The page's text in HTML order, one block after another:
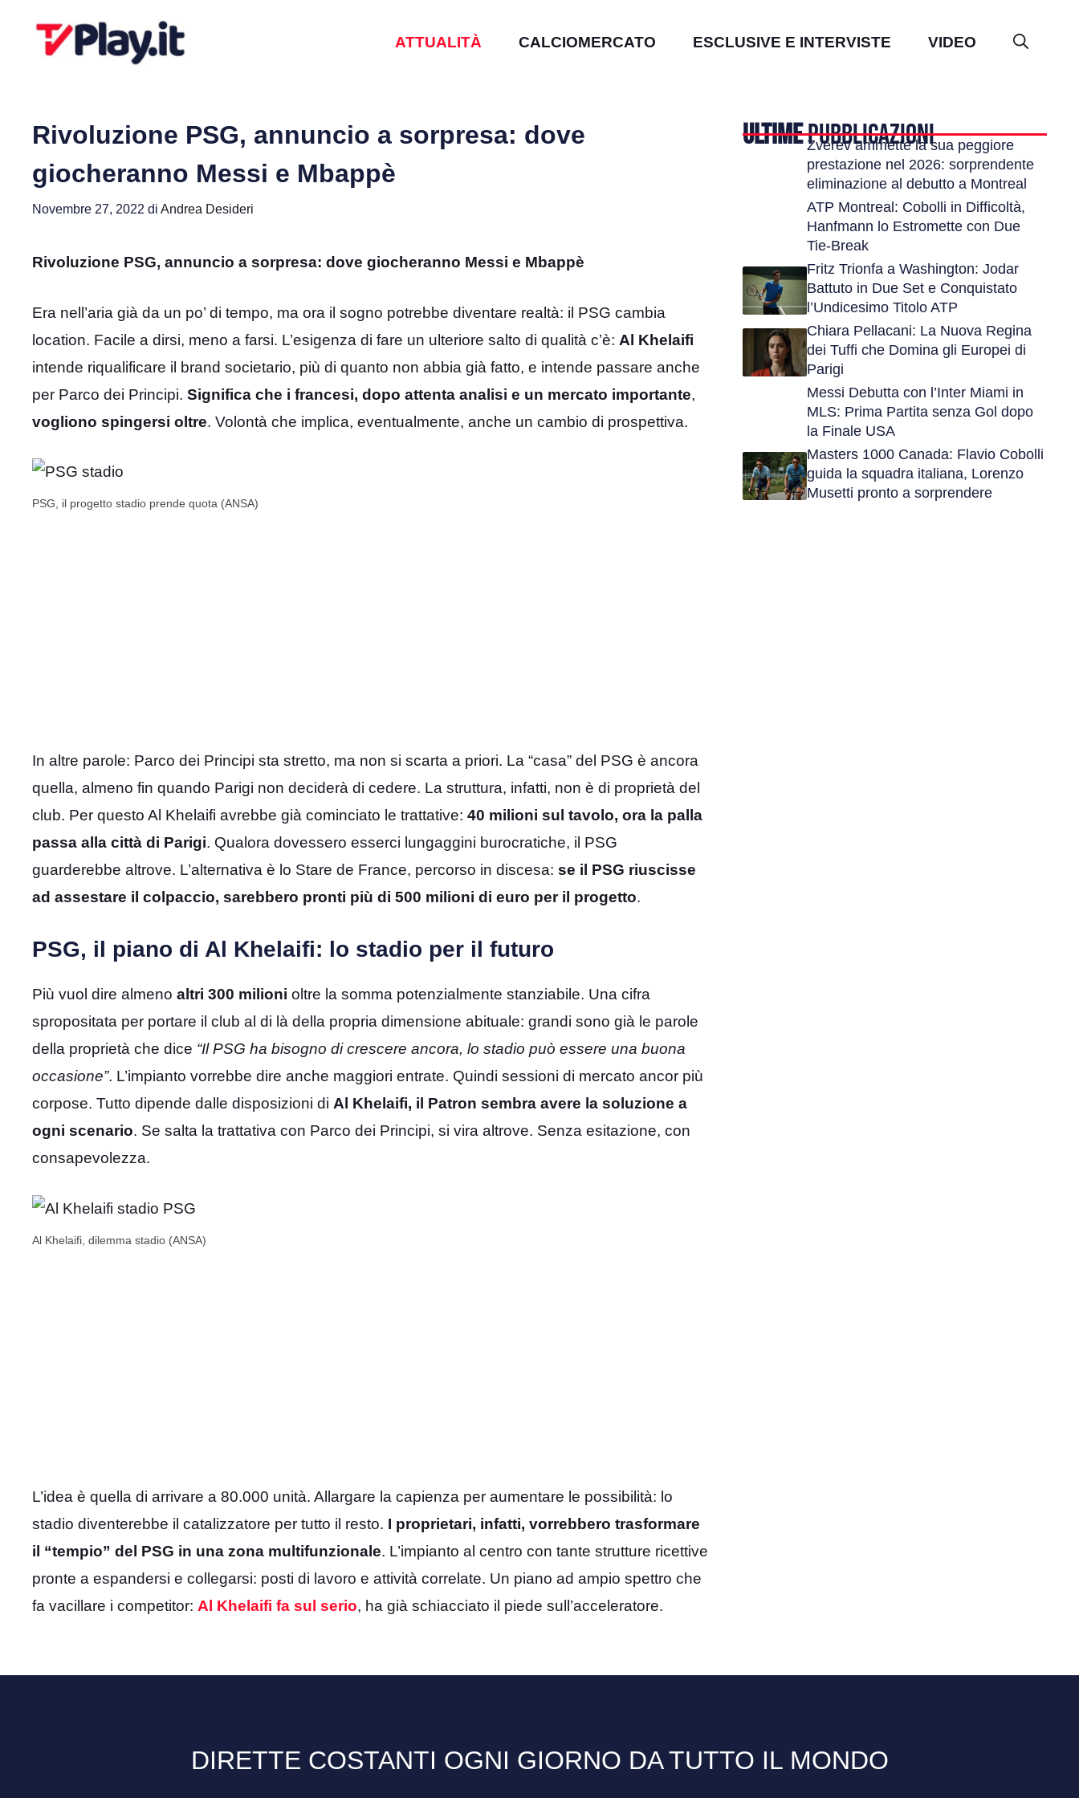
ATTUALITÀ CALCIOMERCATO ESCLUSIVE E INTERVISTE VIDEO
Rivoluzione PSG, annuncio a sorpresa: dove
giocheranno Messi e Mbappè
Novembre 27, 2022 di Andrea Desideri
Rivoluzione PSG, annuncio a sorpresa: dove giocheranno Messi e Mbappè
Era nell’aria già da un po’ di tempo, ma ora il sogno potrebbe diventare realtà: il PSG cambia
location. Facile a dirsi, meno a farsi. L’esigenza di fare un ulteriore salto di qualità c’è: Al Khelaifi
intende riqualificare il brand societario, più di quanto non abbia già fatto, e intende passare anche
per Parco dei Principi. Significa che i francesi, dopo attenta analisi e un mercato importante,
vogliono spingersi oltre. Volontà che implica, eventualmente, anche un cambio di prospettiva.
PSG, il progetto stadio prende quota (ANSA)
In altre parole: Parco dei Principi sta stretto, ma non si scarta a priori. La “casa” del PSG è ancora
quella, almeno fin quando Parigi non deciderà di cedere. La struttura, infatti, non è di proprietà del
club. Per questo Al Khelaifi avrebbe già cominciato le trattative: 40 milioni sul tavolo, ora la palla
passa alla città di Parigi. Qualora dovessero esserci lungaggini burocratiche, il PSG
guarderebbe altrove. L’alternativa è lo Stare de France, percorso in discesa: se il PSG riuscisse
ad assestare il colpaccio, sarebbero pronti più di 500 milioni di euro per il progetto.
PSG, il piano di Al Khelaifi: lo stadio per il futuro
Più vuol dire almeno altri 300 milioni oltre la somma potenzialmente stanziabile. Una cifra
spropositata per portare il club al di là della propria dimensione abituale: grandi sono già le parole
della proprietà che dice “Il PSG ha bisogno di crescere ancora, lo stadio può essere una buona
occasione”. L’impianto vorrebbe dire anche maggiori entrate. Quindi sessioni di mercato ancor più
corpose. Tutto dipende dalle disposizioni di Al Khelaifi, il Patron sembra avere la soluzione a
ogni scenario. Se salta la trattativa con Parco dei Principi, si vira altrove. Senza esitazione, con
consapevolezza.
Al Khelaifi, dilemma stadio (ANSA)
L’idea è quella di arrivare a 80.000 unità. Allargare la capienza per aumentare le possibilità: lo
stadio diventerebbe il catalizzatore per tutto il resto. I proprietari, infatti, vorrebbero trasformare
il “tempio” del PSG in una zona multifunzionale. L’impianto al centro con tante strutture ricettive
pronte a espandersi e collegarsi: posti di lavoro e attività correlate. Un piano ad ampio spettro che
fa vacillare i competitor: Al Khelaifi fa sul serio, ha già schiacciato il piede sull’acceleratore.
ULTIMEPUBBLICAZIONI
Zverev ammette la sua peggiore
prestazione nel 2026: sorprendente
eliminazione al debutto a Montreal
ATP Montreal: Cobolli in Difficoltà,
Hanfmann lo Estromette con Due
Tie-Break
Fritz Trionfa a Washington: Jodar
Battuto in Due Set e Conquistato
l’Undicesimo Titolo ATP
Chiara Pellacani: La Nuova Regina
dei Tuffi che Domina gli Europei di
Parigi
Messi Debutta con l’Inter Miami in
MLS: Prima Partita senza Gol dopo
la Finale USA
Masters 1000 Canada: Flavio Cobolli
guida la squadra italiana, Lorenzo
Musetti pronto a sorprendere
DIRETTE COSTANTI OGNI GIORNO DA TUTTO IL MONDO